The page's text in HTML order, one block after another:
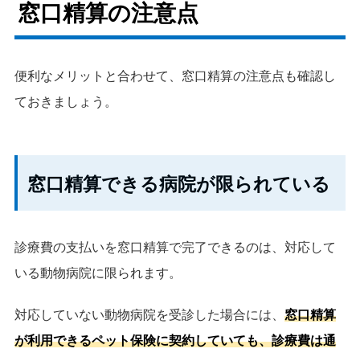
窓口精算の注意点
便利なメリットと合わせて、窓口精算の注意点も確認し
ておきましょう。
窓口精算できる病院が限られている
診療費の支払いを窓口精算で完了できるのは、対応して
いる動物病院に限られます。
対応していない動物病院を受診した場合には、 窓口精算
が利用できるペット保険に契約していても、診療費は通